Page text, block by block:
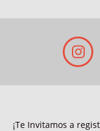
¡Te Invitamos a